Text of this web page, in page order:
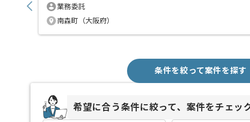
業務委託
南森町（大阪府）
条件を絞って案件を探す
希望に合う条件に絞って、案件をチェッ